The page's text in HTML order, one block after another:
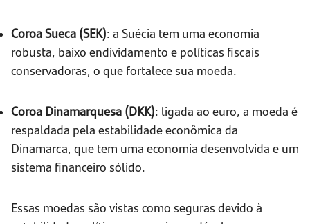
Coroa Sueca (SEK): a Suécia tem uma economia
robusta, baixo endividamento e políticas fiscais
conservadoras, o que fortalece sua moeda.
Coroa Dinamarquesa (DKK): ligada ao euro, a moeda é
respaldada pela estabilidade econômica da
Dinamarca, que tem uma economia desenvolvida e um
sistema financeiro sólido.
Essas moedas são vistas como seguras devido à